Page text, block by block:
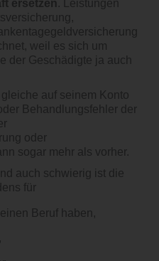
ersetzen . Leistungen
weil es sich um
der Geschädigte ja auch
auf seinem Konto
Behandlungsfehler der
oder
sogar mehr als vorher.
auch schwierig ist die
für
Beruf haben,